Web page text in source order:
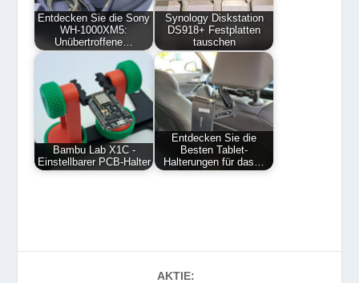
Entdecken Sie die Sony
WH-1000XM5:
Unübertroffene…
Synology Diskstation
DS918+ Festplatten
tauschen
Bambu Lab X1C -
Einstellbarer PCB-Halter
Entdecken Sie die
Besten Tablet-
Halterungen für das…
AKTIE: